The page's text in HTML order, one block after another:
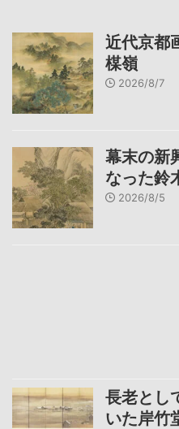
近代京都
楳嶺
2026/8/7
幕末の新
なった鈴
2026/8/5
長老とし
いた岸竹